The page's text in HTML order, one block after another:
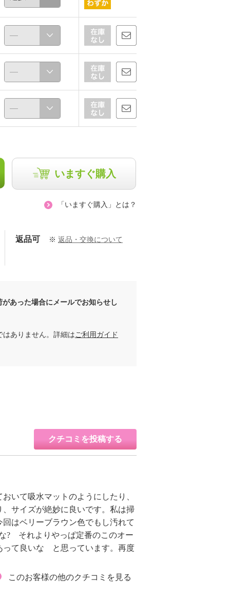
いますぐ購入
「いますぐ購入」とは？
返品可 ※ 返品・交換について
あった場合にメールでお知らせし
ありません。詳細は ご利用ガイド
クチコミを投稿する
いて吸水マットのようにしたり、
サイズが絶妙に良いです。私は掃
はベリーブラウン色でもし汚れて
? それよりやっぱ定番のこのオー
って良いな と思っています。再度
このお客様の他のクチコミを見る